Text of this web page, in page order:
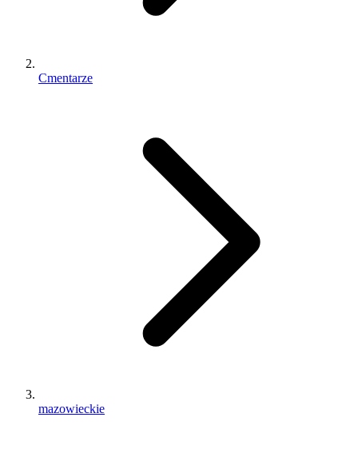
Cmentarze
mazowieckie